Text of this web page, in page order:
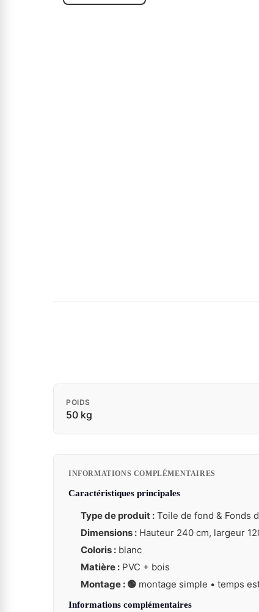
POIDS
50 kg
INFORMATIONS COMPLÉMENTAIRES
Caractéristiques principales
Type de produit : Toile de fond & Fonds
Dimensions : Hauteur 240 cm, largeur
Coloris : blanc
Matière : PVC + bois
Montage : 🟢 montage simple • temps
Informations complémentaires